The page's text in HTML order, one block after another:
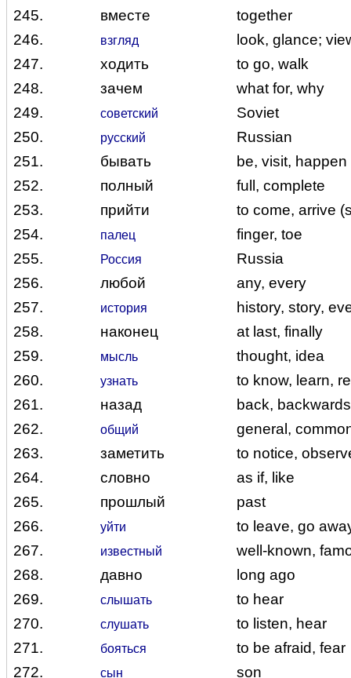
245.
вместе
together
246.
взгляд
look, glance;
247.
ходить
to go, walk
248.
зачем
what for, why
249.
советский
Soviet
250.
русский
Russian
251.
бывать
be, visit, happen
252.
полный
full, complete
253.
прийти
to come, arrive
254.
палец
finger, toe
255.
Россия
Russia
256.
любой
any, every
257.
история
history, story,
258.
наконец
at last, finally
259.
мысль
thought, idea
260.
узнать
to know, learn,
261.
назад
back, backwards
262.
общий
general,
263.
заметить
to notice,
264.
словно
as if, like
265.
прошлый
past
266.
уйти
to leave, go
267.
известный
well-known,
268.
давно
long ago
269.
слышать
to hear
270.
слушать
to listen, hear
271.
бояться
to be afraid, fear
272.
сын son